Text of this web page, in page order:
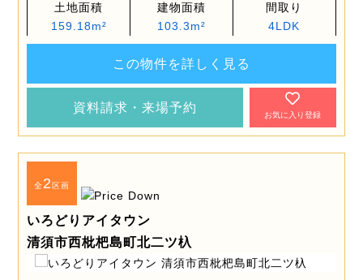
土地面積
159.18m²
建物面積
103.3m²
間取り
4LDK
この物件を詳しく見る
資料請求・来場予約
お気に入り登録
全2区画
いろどりアイタウン
清須市西枇杷島町北二ツ杁